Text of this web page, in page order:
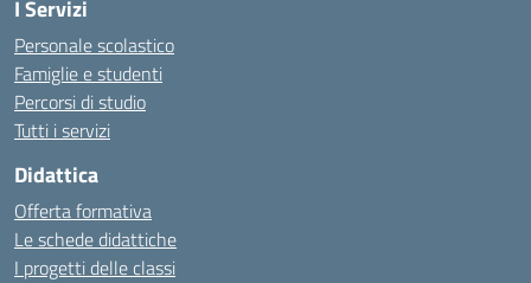
I Servizi
Personale scolastico
Famiglie e studenti
Percorsi di studio
Tutti i servizi
Didattica
Offerta formativa
Le schede didattiche
I progetti delle classi